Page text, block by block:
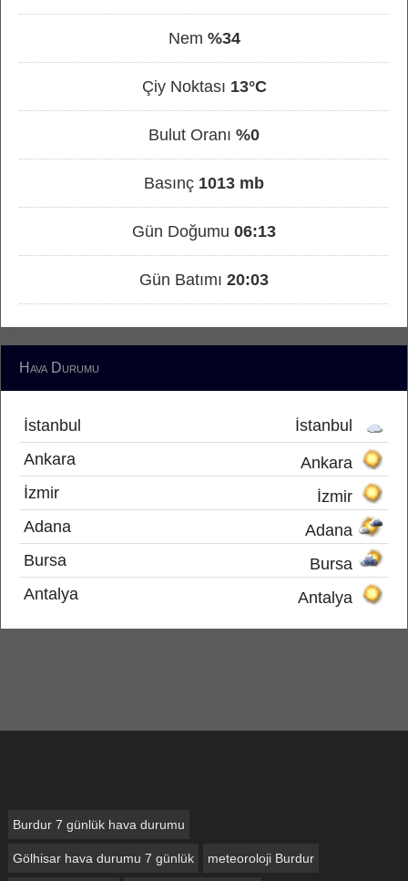
Nem %34
Çiy Noktası 13°C
Bulut Oranı %0
Basınç 1013 mb
Gün Doğumu 06:13
Gün Batımı 20:03
Hava Durumu
İstanbul
İstanbul
Ankara
Ankara
İzmir
İzmir
Adana
Adana
Bursa
Bursa
Antalya
Antalya
Burdur 7 günlük hava durumu
Gölhisar hava durumu 7 günlük meteoroloji Burdur